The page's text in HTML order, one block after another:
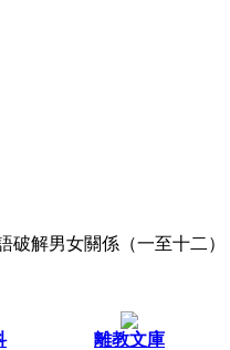
破解男女關係（一至十二）
離教文庫